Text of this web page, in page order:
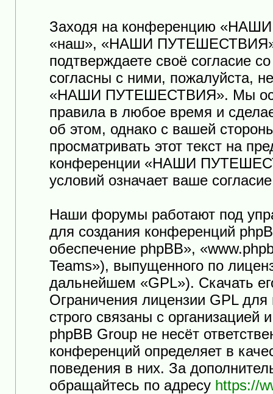
Заходя на конференцию
«наш», «НАШИ ПУТЕШЕСТВИЯ»,
подтверждаете своё согласие
согласны с ними, пожалуйста,
«НАШИ ПУТЕШЕСТВИЯ». Мы
правила в любое время и
об этом, однако с вашей
просматривать этот текст на
конференции «НАШИ
условий означает ваше
Наши форумы работают под
для создания конференций
обеспечение phpBB»,
Teams»), выпущенного по
дальнейшем «GPL»). Скачать
Ограничения лицензии GPL
строго связаны с
phpBB Group не несёт
конференций определяет в
поведения в них. За
обращайтесь по адресу https://